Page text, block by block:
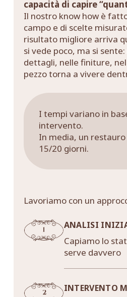
capacità di capire
Il nostro know how è
campo e di scelte
risultato migliore arriva
si vede poco, ma si
dettagli, nelle finiture,
pezzo torna a vivere
I tempi variano in
intervento.
In media, un
15/20 giorni.
Lavoriamo con un
ANALISI
Capiamo lo
serve davvero
INTERVENTO